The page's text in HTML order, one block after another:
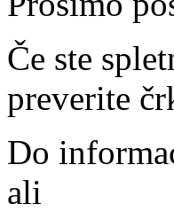
Če ste
preverite
Do
ali